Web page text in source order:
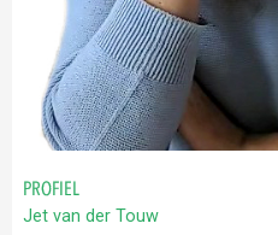
PROFIEL
Jet van der Touw